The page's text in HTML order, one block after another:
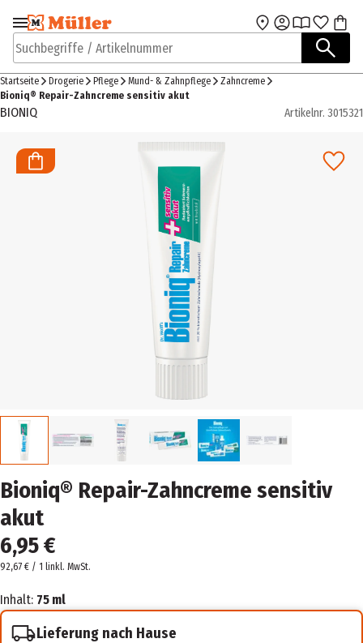
Zur Navigation
springen
Zum Hauptinhalt
Suchbegriffe / Artikelnummer
Startseite Drogerie Pflege Mund- & Zahnpflege
Zahncreme
Bioniq® Repair-Zahncreme sensitiv akut
BIONIQ Artikelnr. 3015321
Bioniq® Repair-Zahncreme sensitiv
akut
6,95 €
92,67 € / 1 linkl. MwSt.
Inhalt: 75 ml
Lieferung nach Hause